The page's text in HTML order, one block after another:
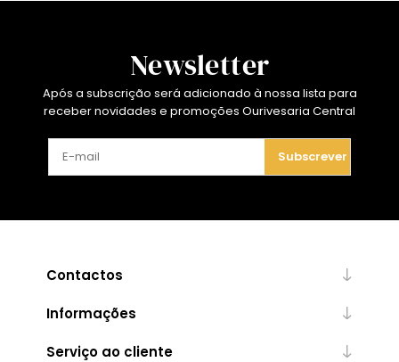
Newsletter
Após a subscrição será adicionado à nossa lista para
receber novidades e promoções Ourivesaria Central
Subscrever
Contactos
Informações
Serviço ao cliente